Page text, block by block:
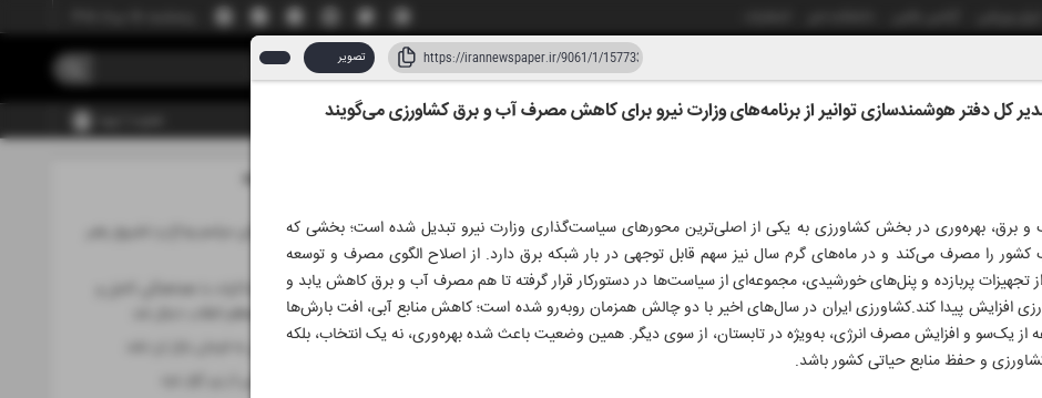
دستیار هوش مصنوعی نسخه قدیمی
تصویر
دفتر هوشمندسازی توانیر از برنامه‌های وزارت نیرو برای کاهش مصرف آب و برق کشاورزی می‌گویند
و برق، بهره‌وری در بخش کشاورزی به یکی از اصلی‌ترین محورهای سیاست‌گذاری وزارت نیرو تبدیل شده است؛ بخشی که
آب کشور را مصرف می‌کند و در ماه‌های گرم سال نیز سهم قابل توجهی در بار شبکه برق دارد. از اصلاح الگوی مصرف و توسعه
از تجهیزات پربازده و پنل‌های خورشیدی، مجموعه‌ای از سیاست‌ها در دستورکار قرار گرفته تا هم مصرف آب و برق کاهش یابد و
افزایش پیدا کند.کشاورزی ایران در سال‌های اخیر با دو چالش همزمان روبه‌رو شده است؛ کاهش منابع آبی، افت بارش‌ها
یک‌سو و افزایش مصرف انرژی، به‌ویژه در تابستان، از سوی دیگر. همین وضعیت باعث شده بهره‌وری، نه یک انتخاب، بلکه
و حفظ منابع حیاتی کشور باشد.
مطالب این صفحه
جزئیات برنامه‌های مراسم وداع و تشییع رهبر
شهید
تمامی مراحل مذاکرات با هماهنگی کامل و
مستمر با رهبر معظم انقلاب دنبال شد
بازار خودرو گوش به فرمان بازار ارز نشد